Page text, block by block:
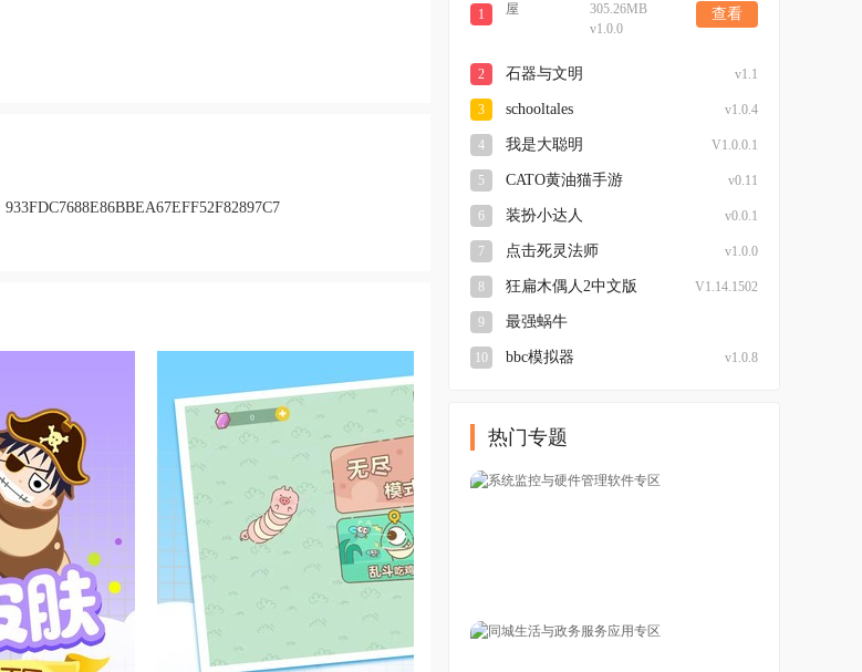
933FDC7688E86BBEA67EFF52F82897C7
1
305.26MB
v1.0.0
查看
2 石器与文明 v1.1
3 schooltales v1.0.4
4 我是大聪明 V1.0.0.1
5 CATO黄油猫手游 v0.11
6 装扮小达人 v0.0.1
7 点击死灵法师 v1.0.0
8 狂扁木偶人2中文版 V1.14.1502
9 最强蜗牛
10
bbc模拟器 v1.0.8
热门专题